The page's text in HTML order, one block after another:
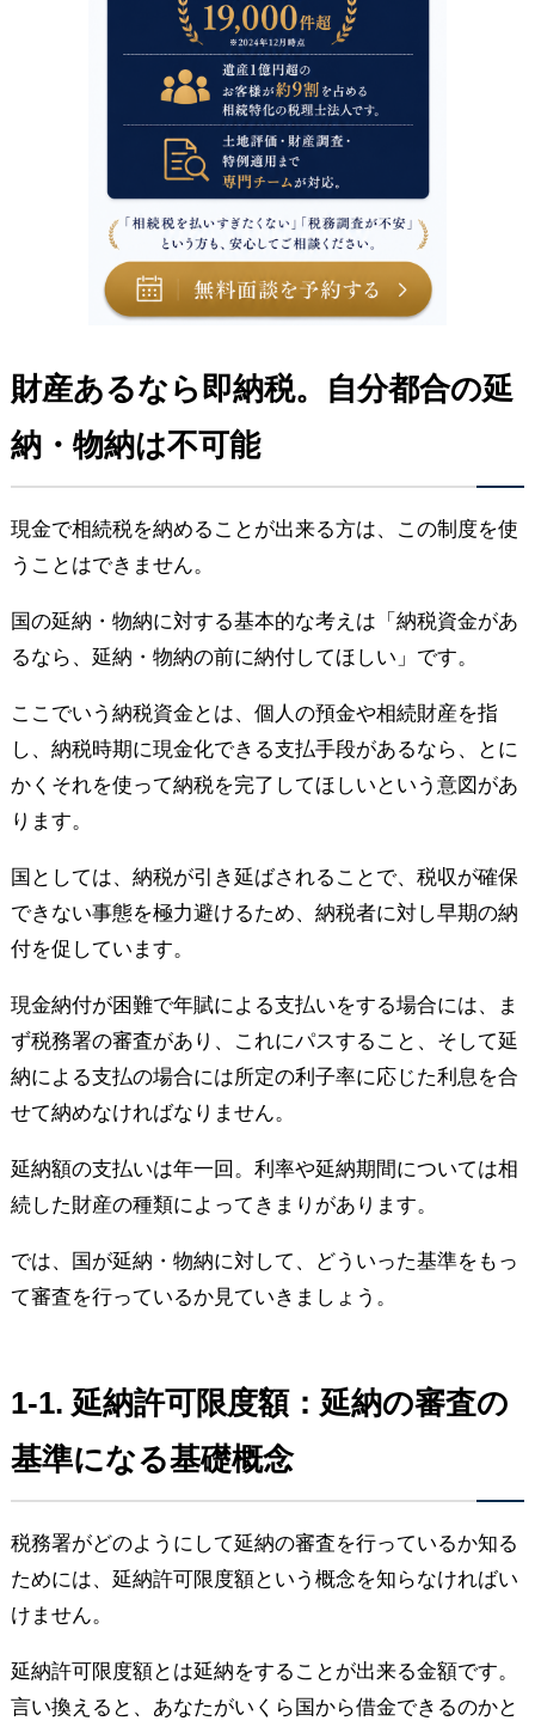
財産あるなら即納税。自分都合の延
納・物納は不可能
現金で相続税を納めることが出来る方は、この制度を使
うことはできません。
国の延納・物納に対する基本的な考えは「納税資金があ
るなら、延納・物納の前に納付してほしい」です。
ここでいう納税資金とは、個人の預金や相続財産を指
し、納税時期に現金化できる支払手段があるなら、とに
かくそれを使って納税を完了してほしいという意図があ
ります。
国としては、納税が引き延ばされることで、税収が確保
できない事態を極力避けるため、納税者に対し早期の納
付を促しています。
現金納付が困難で年賦による支払いをする場合には、ま
ず税務署の審査があり、これにパスすること、そして延
納による支払の場合には所定の利子率に応じた利息を合
せて納めなければなりません。
延納額の支払いは年一回。利率や延納期間については相
続した財産の種類によってきまりがあります。
では、国が延納・物納に対して、どういった基準をもっ
て審査を行っているか見ていきましょう。
1-1. 延納許可限度額：延納の審査の
基準になる基礎概念
税務署がどのようにして延納の審査を行っているか知る
ためには、延納許可限度額という概念を知らなければい
けません。
延納許可限度額とは延納をすることが出来る金額です。
言い換えると、あなたがいくら国から借金できるのかと